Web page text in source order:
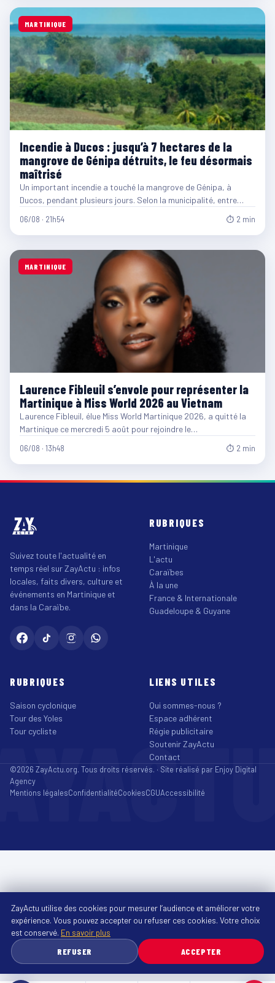
MARTINIQUE
Incendie à Ducos : jusqu’à 7 hectares de la
mangrove de Génipa détruits, le feu désormais
maîtrisé
Un important incendie a touché la mangrove de Génipa, à
Ducos, pendant plusieurs jours. Selon la municipalité, entre…
06/08 · 21h54 ⏱ 2 min
MARTINIQUE
Laurence Fibleuil s’envole pour représenter la
Martinique à Miss World 2026 au Vietnam
Laurence Fibleuil, élue Miss World Martinique 2026, a quitté la
Martinique ce mercredi 5 août pour rejoindre le…
06/08 · 13h48 ⏱ 2 min
Suivez toute l'actualité en
temps réel sur ZayActu : infos
locales, faits divers, culture et
événements en Martinique et
dans la Caraïbe.
RUBRIQUES
Martinique
L'actu
Caraïbes
À la une
France & Internationale
Guadeloupe & Guyane
RUBRIQUES
Saison cyclonique
Tour des Yoles
Tour cycliste
LIENS UTILES
Qui sommes-nous ?
Espace adhérent
Régie publicitaire
Soutenir ZayActu
Contact
©2026 ZayActu.org. Tous droits réservés. · Site réalisé par Enjoy Digital
Agency
Mentions légalesConfidentialitéCookiesCGUAccessibilité
ZayActu utilise des cookies pour mesurer l’audience et améliorer votre
expérience. Vous pouvez accepter ou refuser ces cookies. Votre choix
est conservé. En savoir plus
REFUSER
ACCEPTER